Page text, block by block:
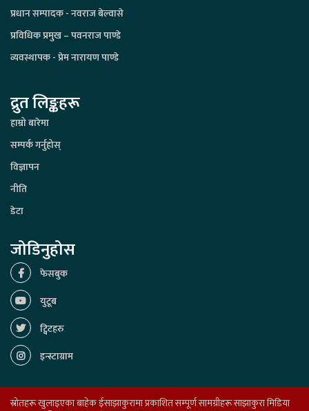
प्रधान सम्पादक - नवराज बेल्वासे
प्रविधिक प्रमुख – पवनराज पाण्डे
व्यवस्थापक - प्रेम नारायण पाण्डे
द्रुत लिङ्कहरू
हाम्रो बारेमा
सम्पर्क गर्नुहोस्
विज्ञापन
नीति
डेटा
जोडिनुहोस
फेसबुक
युटूब
ट्विटहरु
इन्स्टाग्राम
स्रोतहरू खुलाइएका बाहेक ईसाझाकुरामा प्रकाशित सम्पूर्ण सामग्रीहरू साझाकुरा मिडिया